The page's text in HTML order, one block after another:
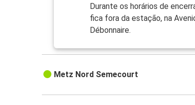
Durante os horários de
fica fora da estação, na
Débonnaire.
Metz Nord Semecourt